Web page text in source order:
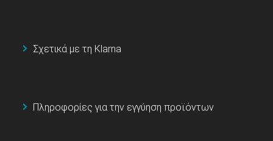
Σχετικά με τη Klarna
Πληροφορίες για την εγγύηση προϊόντων